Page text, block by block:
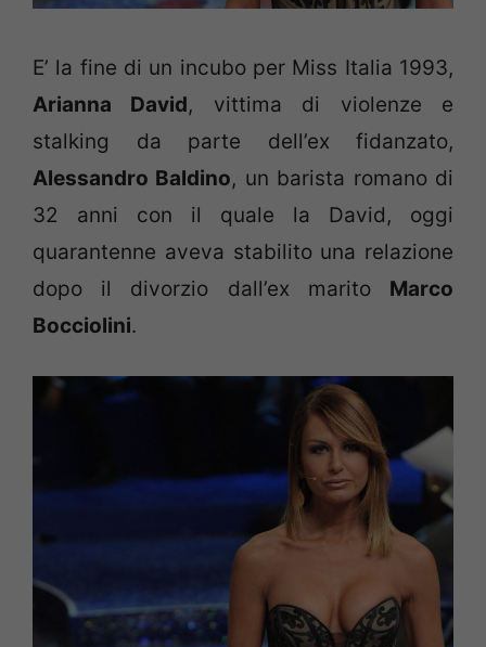
E’ la fine di un incubo per Miss Italia 1993,
Arianna David, vittima di violenze e
stalking da parte dell’ex fidanzato,
Alessandro Baldino, un barista romano di
32 anni con il quale la David, oggi
quarantenne aveva stabilito una relazione
dopo il divorzio dall’ex marito Marco
Bocciolini.